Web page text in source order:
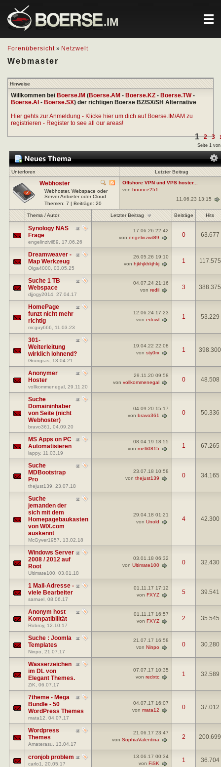
.IM
Forenübersicht » Netzwelt
Webmaster
Hinweise
Willkommen bei Boerse.IM (Boerse.AM - Boerse.KZ - Boerse.TW-
Boerse.AI - Boerse.SX) der richtigen Boerse BZ/SX/SH Alternative
Hier gehts zur Anmeldung - Klicke hier um dich auf Boerse.IM/AM zu
registrieren - Register to see all our areas!
1 2 3
Seite 1
Unterforen Letzter Beitrag
Webhoster
Webhoster, Webspace oder
Server Anbieter oder Cloud
Themen: 7 | Beiträge: 20
Offshore VPN und VPS hoster...
von bounce251
11.06.23 13:15
Thema/Autor Letzter Beitrag Beiträge Hits
Synology NAS
Frage
engelinzivil89 , 17.06.26
17.06.26 22:42
von engelinzivil89 0 63.677
Dreamweaver -
Map Werkzeug
Olga4000 , 03.05.25
26.05.26 19:10
von hjkhjkhkjhkj 1 117.575
Suche 1 TB
Webspace
djjogy2014 , 27.04.17
04.07.24 21:16
von redii 3 388.375
HomePage
funzt nicht mehr
richtig
mcguy666 , 11.03.23
12.06.24 17:23
von edowl 1 53.229
301-
Weiterleitung
wirklich lohnend?
Grüngras , 13.04.21
19.04.22 22:08
von sty0rx 1 398.300
Anonymer
Hoster
vollkommenegal , 29.11.20
29.11.20 09:58
von vollkommenegal 0 48.508
Suche
Domaininhaber
von Seite (nicht
Webhoster)
bravo361 , 04.09.20
04.09.20 15:17
von bravo361 0 50.336
MS Apps on PC
Automatisieren
lappy, 11.03.19
08.04.19 18:55
von melli0815 1 67.265
Suche
MDBootstrap
Pro
thejust139 , 23.07.18
23.07.18 10:58
von thejust139 0 34.165
Suche
jemanden der
sich mit dem
Homepagebaukasten
von WIX.com
auskennt
McGyver1957 , 13.02.18
29.04.18 01:21
von Unold 4 42.300
Windows Server
2008 / 2012 auf
Root
Ultimate100 , 03.01.18
03.01.18 06:32
von Ultimate100 0 32.430
1 Mail-Adresse -
viele Bearbeiter
samuel , 08.06.17
01.11.17 17:12
von FXYZ 5 39.541
Anonym host
Kompatibilität
Robroy, 12.10.17
01.11.17 16:57
von FXYZ 2 35.545
Suche : Joomla
Templates
Ninpo , 21.07.17
21.07.17 16:58
von Ninpo 0 30.280
Wasserzeichen
im DL von
Elegant Themes.
ZiK , 06.07.17
07.07.17 10:35
von redxtc 1 32.589
7theme - Mega
Bundle - 50
WordPress Themes
mata12 , 04.07.17
04.07.17 16:07
von mata12 0 37.012
Wordpress
Themes
Amaterasu , 13.04.17
21.06.17 23:47
von SophiaValentina 2 200.699
cronjob problem
carlo1 , 20.05.17
13.06.17 00:34
von FiSK 1 36.704